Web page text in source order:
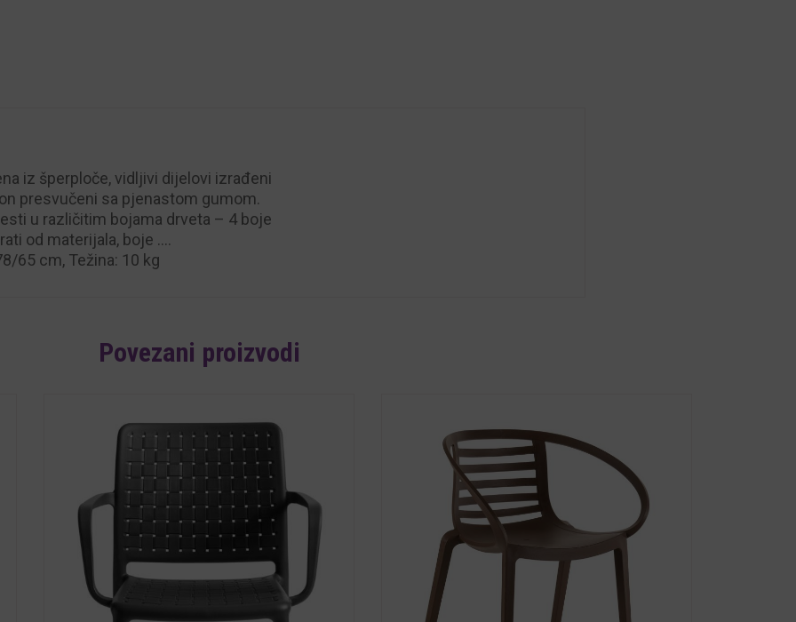
iz šperploče, vidljivi dijelovi izrađeni
presvučeni sa pjenastom gumom.
u različitim bojama drveta – 4 boje
od materijala, boje ….
65 cm, Težina: 10 kg
Povezani proizvodi